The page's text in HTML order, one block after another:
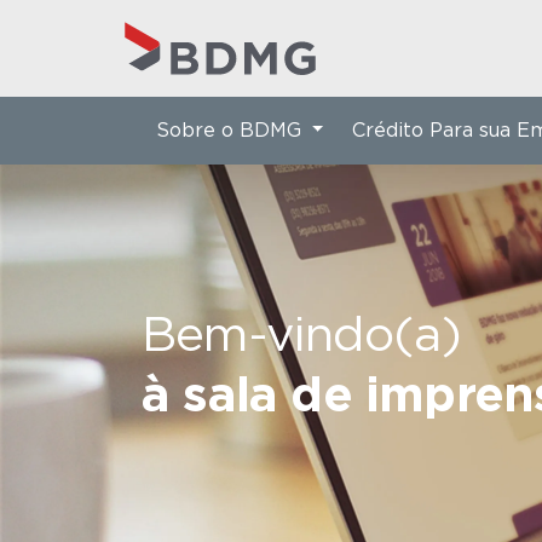
Bem-vindo(a)
à sala de
Sobre o BDMG Crédito Para sua